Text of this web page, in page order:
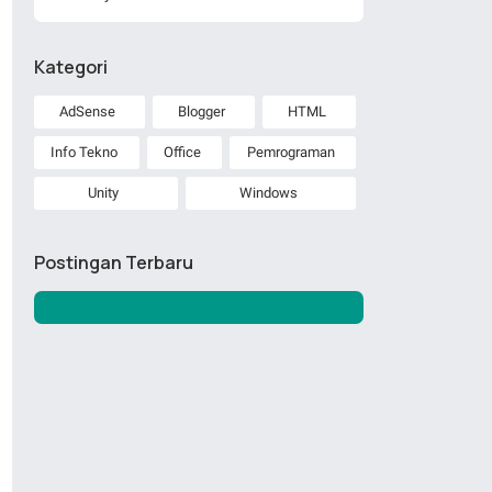
Kategori
AdSense Blogger HTML
Info Tekno Office Pemrograman
Unity Windows
Postingan Terbaru